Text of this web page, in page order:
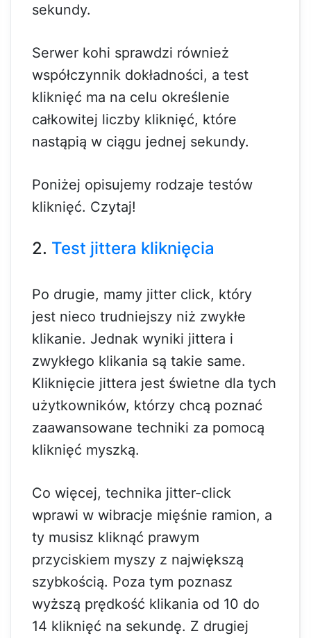
sekundy.
Serwer kohi sprawdzi również
współczynnik dokładności, a test
kliknięć ma na celu określenie
całkowitej liczby kliknięć, które
nastąpią w ciągu jednej sekundy.
Poniżej opisujemy rodzaje testów
kliknięć. Czytaj!
2. Test jittera kliknięcia
Po drugie, mamy jitter click, który
jest nieco trudniejszy niż zwykłe
klikanie. Jednak wyniki jittera i
zwykłego klikania są takie same.
Kliknięcie jittera jest świetne dla tych
użytkowników, którzy chcą poznać
zaawansowane techniki za pomocą
kliknięć myszką.
Co więcej, technika jitter-click
wprawi w wibracje mięśnie ramion, a
ty musisz kliknąć prawym
przyciskiem myszy z największą
szybkością. Poza tym poznasz
wyższą prędkość klikania od 10 do
14 kliknięć na sekundę. Z drugiej